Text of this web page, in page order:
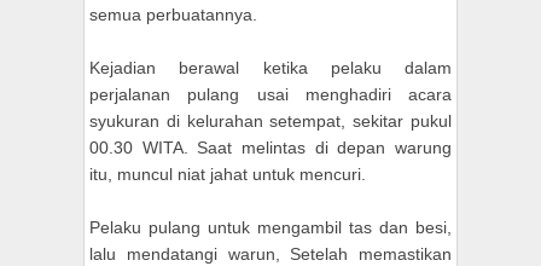
semua perbuatannya.
Kejadian berawal ketika pelaku dalam
perjalanan pulang usai menghadiri acara
syukuran di kelurahan setempat, sekitar pukul
00.30 WITA. Saat melintas di depan warung
itu, muncul niat jahat untuk mencuri.
Pelaku pulang untuk mengambil tas dan besi,
lalu mendatangi warun, Setelah memastikan